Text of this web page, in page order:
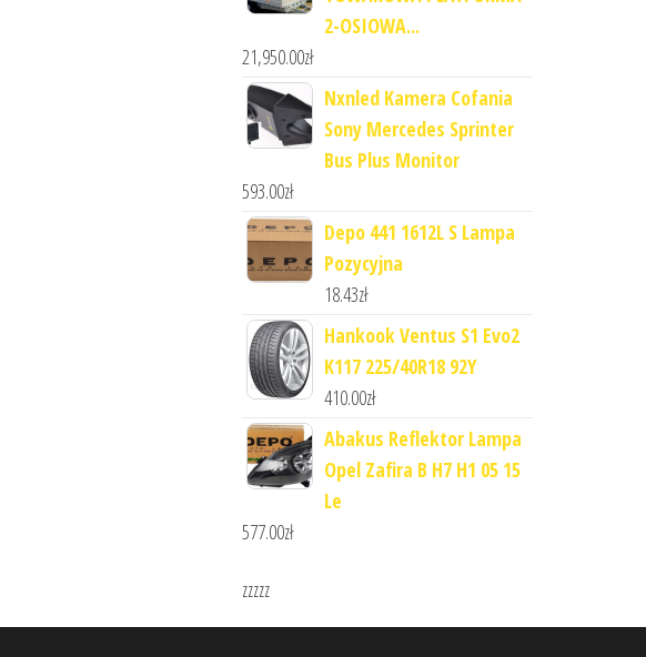
2-OSIOWA...
21,950.00zł
Nxnled Kamera Cofania
Sony Mercedes Sprinter
Bus Plus Monitor
593.00zł
Depo 441 1612L S Lampa
Pozycyjna
18.43zł
Hankook Ventus S1 Evo2
K117 225/40R18 92Y
410.00zł
Abakus Reflektor Lampa
Opel Zafira B H7 H1 05 15
Le
577.00zł
zzzzz